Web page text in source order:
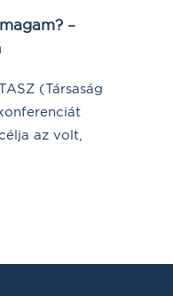
–
(Társaság
az volt,